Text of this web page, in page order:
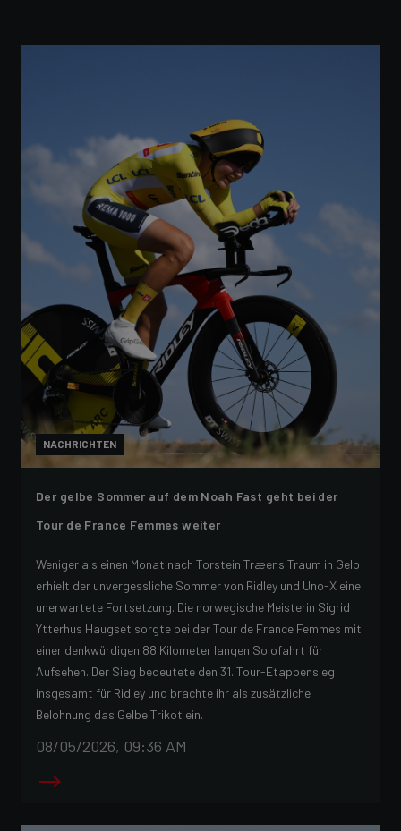
NACHRICHTEN
Der gelbe Sommer auf dem Noah Fast geht bei der
Tour de France Femmes weiter
Weniger als einen Monat nach Torstein Træens Traum in Gelb
erhielt der unvergessliche Sommer von Ridley und Uno-X eine
unerwartete Fortsetzung. Die norwegische Meisterin Sigrid
Ytterhus Haugset sorgte bei der Tour de France Femmes mit
einer denkwürdigen 88 Kilometer langen Solofahrt für
Aufsehen. Der Sieg bedeutete den 31. Tour-Etappensieg
insgesamt für Ridley und brachte ihr als zusätzliche
Belohnung das Gelbe Trikot ein.
08/05/2026, 09:36 AM